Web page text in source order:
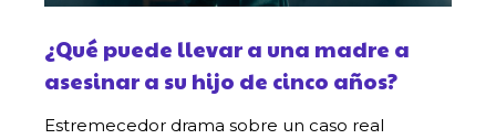
¿Qué puede llevar a una madre a
asesinar a su hijo de cinco años?
Estremecedor drama sobre un caso real